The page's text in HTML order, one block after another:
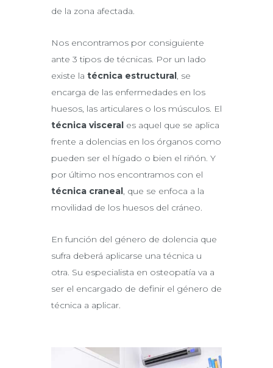
de la zona afectada.
Nos encontramos por consiguiente
ante 3 tipos de técnicas. Por un lado
existe la técnica estructural, se
encarga de las enfermedades en los
huesos, las articulares o los músculos. El
técnica visceral es aquel que se aplica
frente a dolencias en los órganos como
pueden ser el hígado o bien el riñón. Y
por último nos encontramos con el
técnica craneal, que se enfoca a la
movilidad de los huesos del cráneo.
En función del género de dolencia que
sufra deberá aplicarse una técnica u
otra. Su especialista en osteopatía va a
ser el encargado de definir el género de
técnica a aplicar.